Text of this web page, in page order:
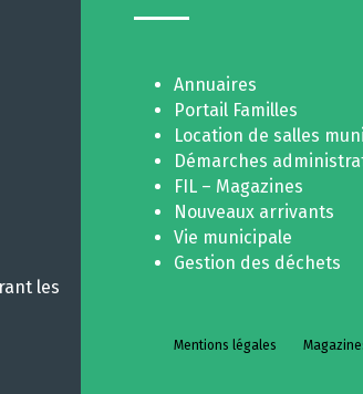
les
Annuaires
Portail Familles
Location de salles
Démarches
FIL – Magazines
Nouveaux arrivants
Vie municipale
Gestion des déchets
Mentions légales